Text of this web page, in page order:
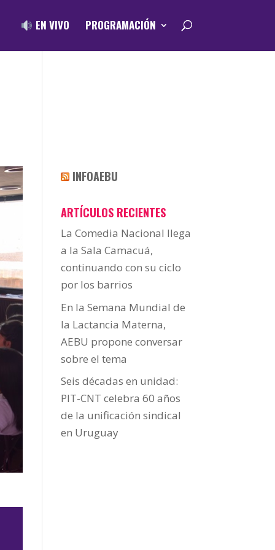
EN VIVO PROGRAMACIÓN
INFOAEBU
ARTÍCULOS RECIENTES
La Comedia Nacional llega
a la Sala Camacuá,
continuando con su ciclo
por los barrios
En la Semana Mundial de
la Lactancia Materna,
AEBU propone conversar
sobre el tema
Seis décadas en unidad:
PIT-CNT celebra 60 años
de la unificación sindical
en Uruguay